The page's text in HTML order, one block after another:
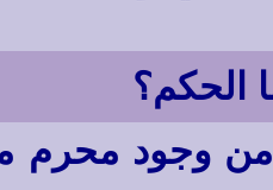
الحكم؟
وجود محرم